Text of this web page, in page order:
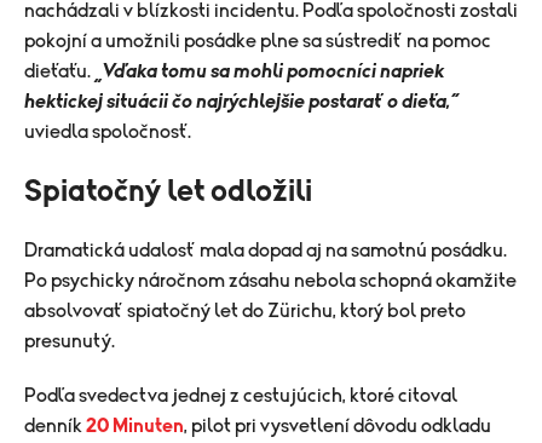
nachádzali v blízkosti incidentu. Podľa spoločnosti zostali
pokojní a umožnili posádke plne sa sústrediť na pomoc
dieťaťu. „Vďaka tomu sa mohli pomocníci napriek
hektickej situácii čo najrýchlejšie postarať o dieťa,“
uviedla spoločnosť.
Spiatočný let odložili
Dramatická udalosť mala dopad aj na samotnú posádku.
Po psychicky náročnom zásahu nebola schopná okamžite
absolvovať spiatočný let do Zürichu, ktorý bol preto
presunutý.
Podľa svedectva jednej z cestujúcich, ktoré citoval
denník 20 Minuten, pilot pri vysvetlení dôvodu odkladu